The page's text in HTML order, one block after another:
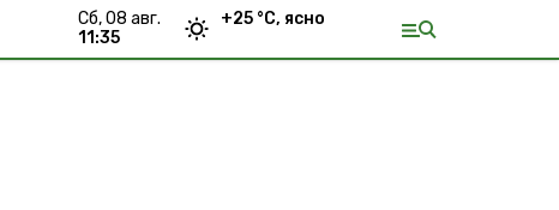
сб, 08 авг.
11:35
+25 °С, ясно